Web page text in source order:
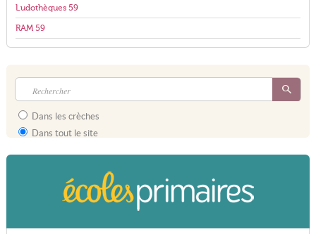
Ludothèques 59
RAM 59
Dans les crèches
Dans tout le site